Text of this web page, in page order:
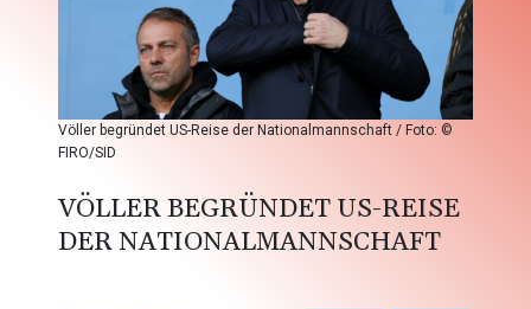
Völler begründet US-Reise der Nationalmannschaft / Foto: ©
FIRO/SID
VÖLLER BEGRÜNDET US-REISE
DER NATIONALMANNSCHAFT